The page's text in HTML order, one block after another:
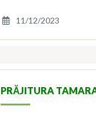
11/12/2023
PRĂJITURA